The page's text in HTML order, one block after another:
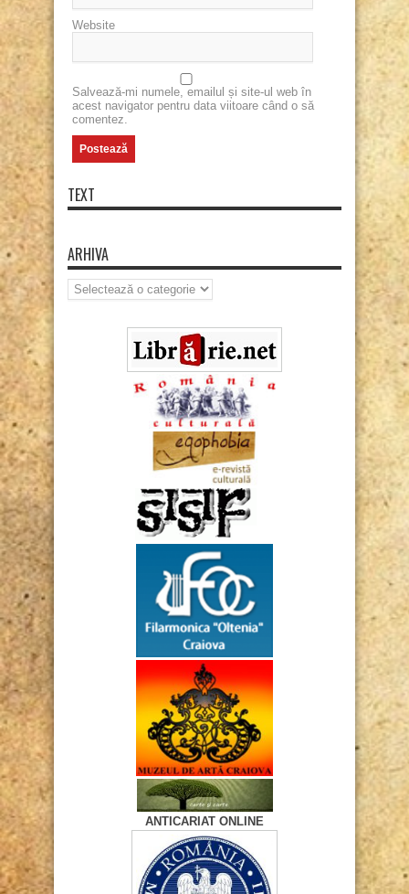
Website
Salvează-mi numele, emailul și site-ul web în
acest navigator pentru data viitoare când o să
comentez.
TEXT
ARHIVA
Arhiva
ANTICARIAT ONLINE